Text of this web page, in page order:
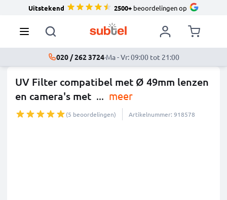
Uitstekend 2500+beoordelingen op
020 / 262 3724·Ma - Vr: 09:00 tot 21:00
UV Filter compatibel met Ø 49mm lenzen
en camera's met ... meer
(5 beoordelingen) Artikelnummer: 918578